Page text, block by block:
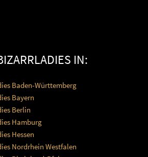
IN:
Baden-Württemberg
Bayern
Berlin
Hamburg
Hessen
Nordrhein Westfalen